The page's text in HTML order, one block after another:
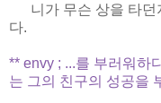
니가 무슨 상을 타던
다.
** envy ; ...를 부러워하
는 그의 친구의 성공을